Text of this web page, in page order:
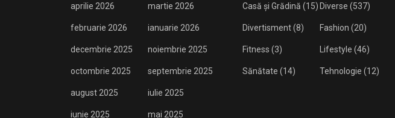
aprilie 2026 martie 2026
februarie 2026 ianuarie 2026
decembrie 2025 noiembrie 2025
octombrie 2025 septembrie 2025
august 2025 iulie 2025
iunie 2025 mai 2025
Casă și Grădină (15) Diverse (537)
Divertisment(8) Fashion (20)
Fitness (3) Lifestyle (46)
Sănătate (14) Tehnologie (12)